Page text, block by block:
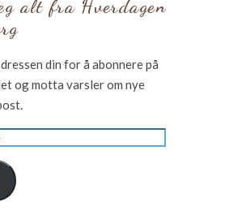
alt fra Hverdagen
din for å abonnere på
og motta varsler om nye